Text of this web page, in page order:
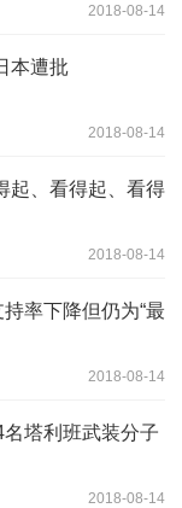
2018-08-14
本遭批
2018-08-14
起、看得起、看得
2018-08-14
率下降但仍为“最
2018-08-14
塔利班武装分子
2018-08-14